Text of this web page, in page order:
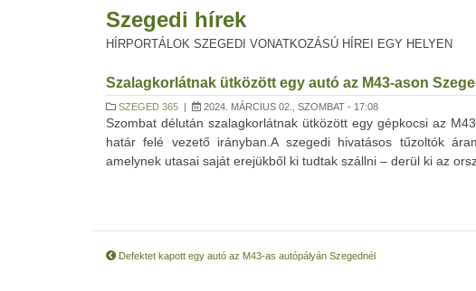
Szegedi hírek
HÍRPORTÁLOK SZEGEDI VONATKOZÁSÚ HÍREI EGY HELYEN
Szalagkorlátnak ütközött egy autó az M43-ason
SZEGED 365 | 2024. MÁRCIUS 02., SZOMBAT - 17:08
Szombat délután szalagkorlátnak ütközött egy gépkocsi az
határ felé vezető irányban.A szegedi hivatásos tűzoltók
amelynek utasai saját erejükből ki tudtak szállni – derül ki az
Defektet kapott egy autó az M43-as autópályán Szegednél